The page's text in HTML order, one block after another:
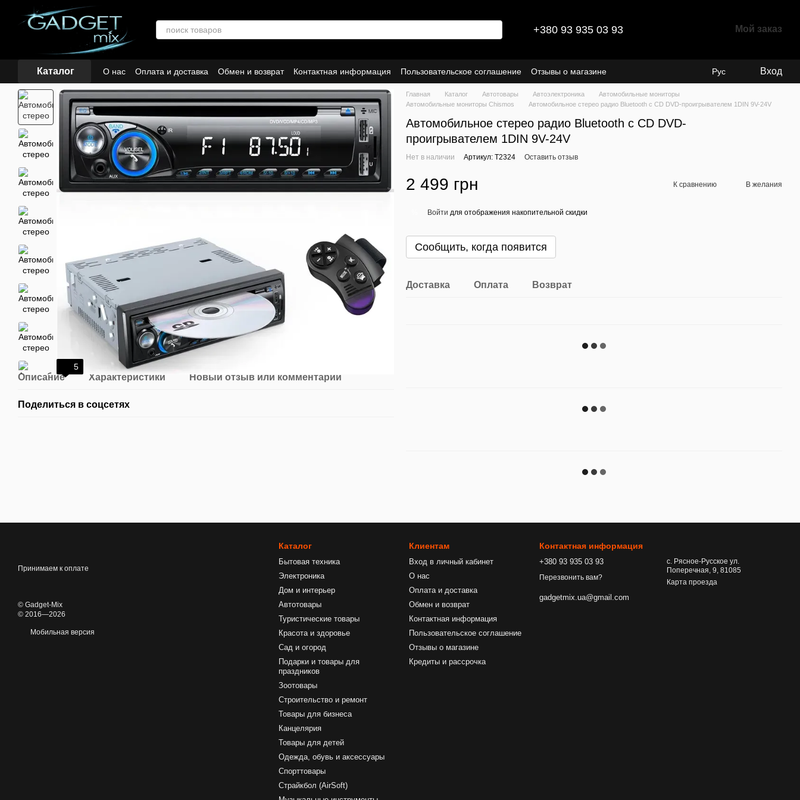
Перейти к основному контенту
+380 93 935 03 93 Мой заказ
Каталог О нас Оплата и доставка Обмен и возврат Контактная информация Пользовательское соглашение
Отзывы о магазине
Кредиты и рассрочка
Рус Вход
5
Описание Характеристики Новый отзыв или комментарий
Поделиться в соцсетях
Главная Каталог Автотовары Автоэлектроника
Автомобильные мониторы
Автомобильные мониторы Chismos
Автомобильное стерео радио Bluetooth с CD DVD-проигрывателем 1DIN 9V-24V
Автомобильное стерео радио Bluetooth с CD DVD-
проигрывателем 1DIN 9V-24V
Нет в наличии Артикул: T2324 Оставить отзыв
2 499 грн К сравнению В желания
Войти для отображения накопительной скидки
Сообщить, когда появится
Доставка Оплата Возврат
Принимаем к оплате
© Gadget-Mix
© 2016—2026
Мобильная версия
Каталог
Бытовая техника
Электроника
Дом и интерьер
Автотовары
Туристические товары
Красота и здоровье
Сад и огород
Подарки и товары для
праздников
Зоотовары
Строительство и ремонт
Товары для бизнеса
Канцелярия
Товары для детей
Одежда, обувь и аксессуары
Спорттовары
Страйкбол (AirSoft)
Клиентам
Вход в личный кабинет
О нас
Оплата и доставка
Обмен и возврат
Контактная информация
Пользовательское соглашение
Отзывы о магазине
Кредиты и рассрочка
Контактная информация
+380 93 935 03 93
Перезвонить вам?
gadgetmix.ua@gmail.com
с. Рясное-Русское ул.
Поперечная, 9, 81085
Карта проезда